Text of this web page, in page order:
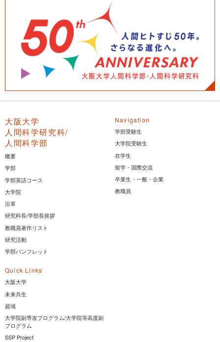
大阪大学
人間科学研究科/
人間科学部
概要
学部
学部英語コース
大学院
沿革
研究科長/学部長挨拶
教職員著作リスト
研究活動
学部パンフレット
Navigation
学部受験生
大学院受験生
在学生
留学・国際交流
卒業生・一般・企業
教職員
Quick Links
大阪大学
未来共生
超域
大学院副専攻プログラム/大学院等高度副
プログラム
SSP Project